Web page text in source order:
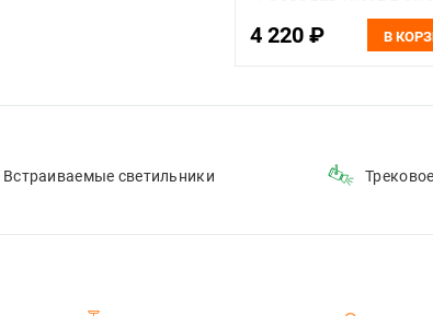
4 220 ₽ В
Встраиваемые светильники